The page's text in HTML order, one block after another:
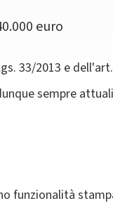
euro
33/2013 e
sempre
funzionalità